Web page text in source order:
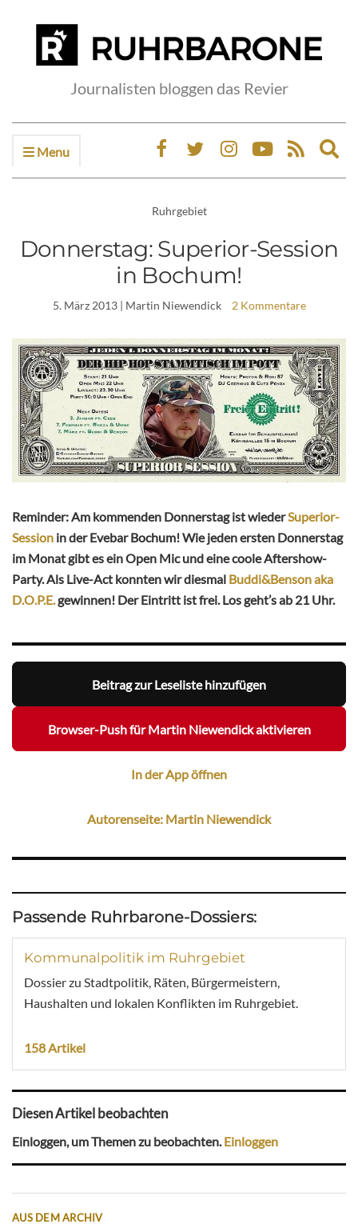
Journalisten bloggen das Revier
Menu
Ruhrgebiet
Donnerstag: Superior-Session
in Bochum!
5. März 2013| Martin Niewendick 2 Kommentare
Reminder: Am kommenden Donnerstag ist wiederSuperior-
Session in der Evebar Bochum! Wie jeden ersten Donnerstag
im Monat gibt es ein Open Mic und eine coole Aftershow-
Party. Als Live-Act konnten wir diesmal Buddi&Benson aka
D.O.P.E.gewinnen! Der Eintritt ist frei. Los geht’s ab 21 Uhr.
Beitrag zur Leseliste hinzufügen
Browser-Push für Martin Niewendick aktivieren
In der App öffnen
Autorenseite: Martin Niewendick
Passende Ruhrbarone-Dossiers:
Kommunalpolitik im Ruhrgebiet
Dossier zu Stadtpolitik, Räten, Bürgermeistern,
Haushalten und lokalen Konflikten im Ruhrgebiet.
158 Artikel
Diesen Artikel beobachten
Einloggen, um Themen zu beobachten.Einloggen
AUS DEM ARCHIV